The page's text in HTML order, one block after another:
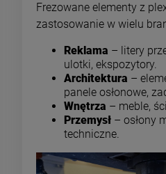
Frezowane elementy z
zastosowanie w wielu
Reklama – litery
ulotki, ekspozytory.
Architektura –
panele osłonowe,
Wnętrza – meble,
Przemysł – osłony
techniczne.